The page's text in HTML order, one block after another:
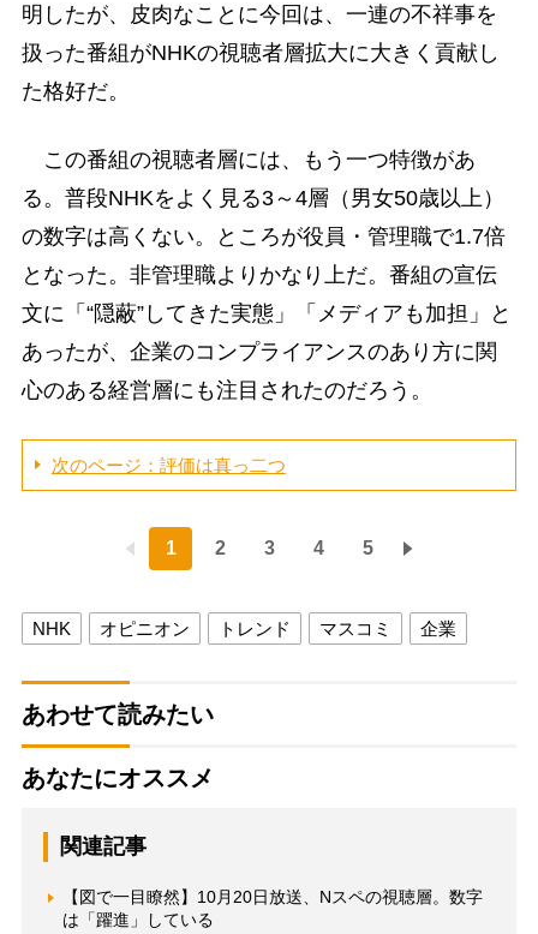
明したが、皮肉なことに今回は、一連の不祥事を
扱った番組がNHKの視聴者層拡大に大きく貢献し
た格好だ。
この番組の視聴者層には、もう一つ特徴があ
る。普段NHKをよく見る3～4層（男女50歳以上）
の数字は高くない。ところが役員・管理職で1.7倍
となった。非管理職よりかなり上だ。番組の宣伝
文に「“隠蔽”してきた実態」「メディアも加担」と
あったが、企業のコンプライアンスのあり方に関
心のある経営層にも注目されたのだろう。
次のページ：評価は真っ二つ
1 2 3 4 5
NHK オピニオン トレンド マスコミ 企業
あわせて読みたい
あなたにオススメ
関連記事
【図で一目瞭然】10月20日放送、Nスペの視聴層。数字
は「躍進」している